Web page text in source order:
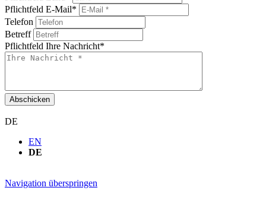
Pflichtfeld E-Mail*
Telefon
Betreff
Pflichtfeld Ihre Nachricht*
Abschicken
DE
EN
DE
Navigation überspringen